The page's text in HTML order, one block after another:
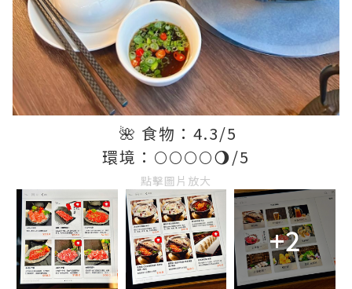
🌺 食物：4.3/5
環境：🌕🌕🌕🌕🌖/5
點擊圖片放大
+2